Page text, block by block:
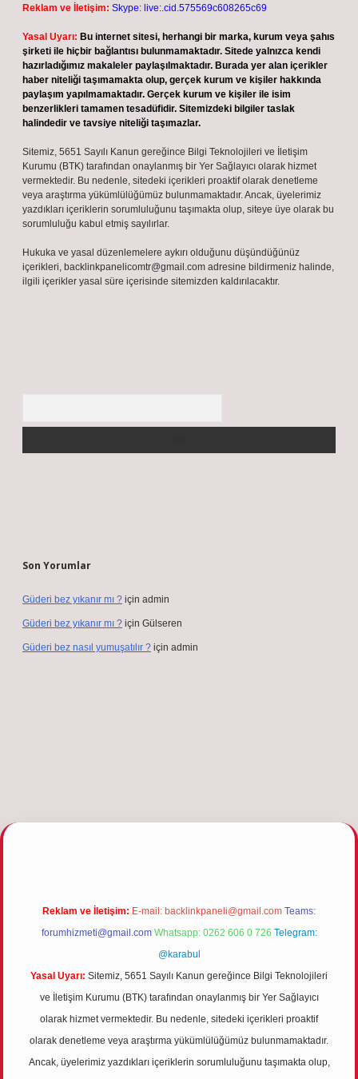
Reklam ve İletişim: Skype: live:.cid.575569c608265c69
Yasal Uyarı: Bu internet sitesi, herhangi bir marka, kurum veya şahıs
şirketi ile hiçbir bağlantısı bulunmamaktadır. Sitede yalnızca kendi
hazırladığımız makaleler paylaşılmaktadır. Burada yer alan içerikler
haber niteliği taşımamakta olup, gerçek kurum ve kişiler hakkında
paylaşım yapılmamaktadır. Gerçek kurum ve kişiler ile isim
benzerlikleri tamamen tesadüfidir. Sitemizdeki bilgiler taslak
halindedir ve tavsiye niteliği taşımazlar.
Sitemiz, 5651 Sayılı Kanun gereğince Bilgi Teknolojileri ve İletişim
Kurumu (BTK) tarafından onaylanmış bir Yer Sağlayıcı olarak hizmet
vermektedir. Bu nedenle, sitedeki içerikleri proaktif olarak denetleme
veya araştırma yükümlülüğümüz bulunmamaktadır. Ancak, üyelerimiz
yazdıkları içeriklerin sorumluluğunu taşımakta olup, siteye üye olarak bu
sorumluluğu kabul etmiş sayılırlar.
Hukuka ve yasal düzenlemelere aykırı olduğunu düşündüğünüz
içerikleri, backlinkpanelicomtr@gmail.com adresine bildirmeniz halinde,
ilgili içerikler yasal süre içerisinde sitemizden kaldırılacaktır.
Son Yorumlar
Güderi bez yıkanır mı ? için admin
Güderi bez yıkanır mı ? için Gülseren
Güderi bez nasıl yumuşatılır ? için admin
Reklam ve İletişim: E-mail: backlinkpaneli@gmail.com Teams:
forumhizmeti@gmail.com Whatsapp: 0262 606 0 726 Telegram:
@karabul
Yasal Uyarı: Sitemiz, 5651 Sayılı Kanun gereğince Bilgi Teknolojileri
ve İletişim Kurumu (BTK) tarafından onaylanmış bir Yer Sağlayıcı
olarak hizmet vermektedir. Bu nedenle, sitedeki içerikleri proaktif
olarak denetleme veya araştırma yükümlülüğümüz bulunmamaktadır.
Ancak, üyelerimiz yazdıkları içeriklerin sorumluluğunu taşımakta olup,